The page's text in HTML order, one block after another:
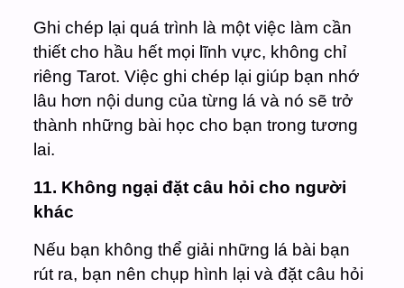
Ghi chép lại quá trình là một việc làm cần
thiết cho hầu hết mọi lĩnh vực, không chỉ
riêng Tarot. Việc ghi chép lại giúp bạn nhớ
lâu hơn nội dung của từng lá và nó sẽ trở
thành những bài học cho bạn trong tương
lai.
11. Không ngại đặt câu hỏi cho người
khác
Nếu bạn không thể giải những lá bài bạn
rút ra, bạn nên chụp hình lại và đặt câu hỏi